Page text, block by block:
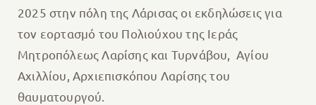
2025 στην πόλη της Λάρισας οι εκδηλώσεις για
τον ‬εορτασμό‭ ‬του‭ ‬Πολιούχου‭ ‬της‭ ‬‬Ιεράς
Μητροπόλεως‭ ‬Λαρίσης και Τυρνάβου, ‭ ‬Αγίου‭
‬Αχιλλίου, Αρχιεπισκόπου Λαρίσης του
θαυματουργού.